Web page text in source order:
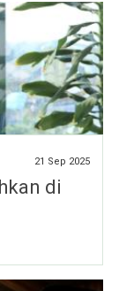
21 Sep 2025
di